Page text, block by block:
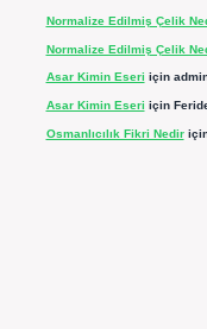
Normalize Edilmiş Çelik
Normalize Edilmiş Çelik
Asar Kimin Eseri için
Asar Kimin Eseri için
Osmanlıcılık Fikri Nedir